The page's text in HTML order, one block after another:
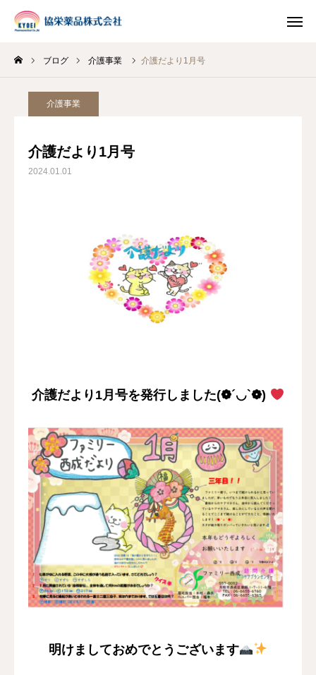
ブログ 介護事業 介護だより1月号
介護事業
介護だより1月号
2024.01.01
介護だより1月号を発行しました(❁´◡`❁)
明けましておめでとうございます
INSTAGRAM
HOME